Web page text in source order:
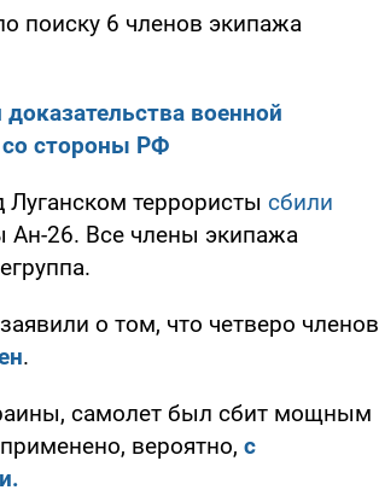
поиску 6 членов экипажа
военной
стороны РФ
террористы сбили
Ан-26. Все члены экипажа
о том, что четверо членов
.
самолет был сбит мощным
вероятно, с